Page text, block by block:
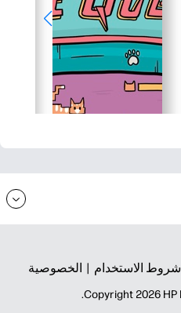
شروط الاستخدام | الخصوصية